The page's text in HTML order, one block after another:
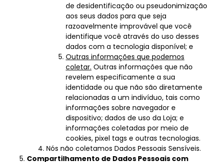
de desidentificação ou pseudonimização
aos seus dados para que seja
razoavelmente improvável que você
identifique você através do uso desses
dados com a tecnologia disponível; e
Outras informações que podemos
coletar. Outras informações que não
revelem especificamente a sua
identidade ou que não são diretamente
relacionadas a um indivíduo, tais como
informações sobre navegador e
dispositivo; dados de uso da Loja; e
informações coletadas por meio de
cookies, pixel tags e outras tecnologias.
Nós não coletamos Dados Pessoais Sensíveis.
Compartilhamento de Dados Pessoais com